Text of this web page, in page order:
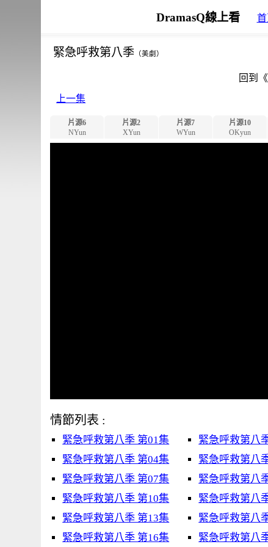
DramasQ線上看 首
緊急呼救第八季 （美劇）
回到《
上一集
片源6
NYun
片源2
XYun
片源7
WYun
片源10
OKyun
情節列表 :
緊急呼救第八季 第01集 緊急呼救第八
緊急呼救第八季 第04集
緊急呼救第八
緊急呼救第八季 第07集
緊急呼救第八
緊急呼救第八季 第10集
緊急呼救第八
緊急呼救第八季 第13集
緊急呼救第八
緊急呼救第八季 第16集
緊急呼救第八